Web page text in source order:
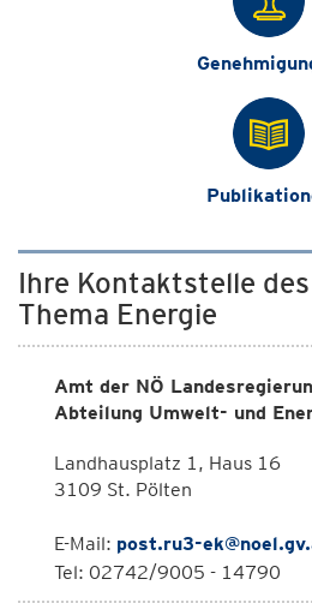
Ihre Kontaktstelle
Thema Energie
Amt der NÖ
Abteilung Umwelt- und
Landhausplatz 1, Haus 16
3109 St. Pölten
E-Mail: post.ru3-
Tel: 02742/9005 - 14790